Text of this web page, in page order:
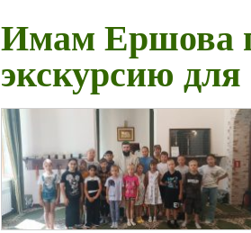
Имам Ершова
экскурсию